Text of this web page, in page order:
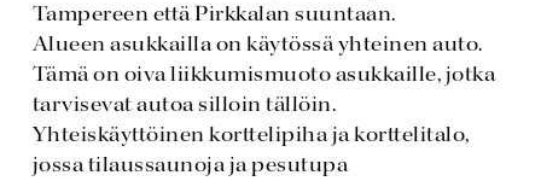
Tampereen että Pirkkalan suuntaan.
Alueen asukkailla on käytössä yhteinen auto.
Tämä on oiva liikkumismuoto asukkaille, jotka
tarvisevat autoa silloin tällöin.
Yhteiskäyttöinen korttelipiha ja korttelitalo,
jossa tilaussaunoja ja pesutupa